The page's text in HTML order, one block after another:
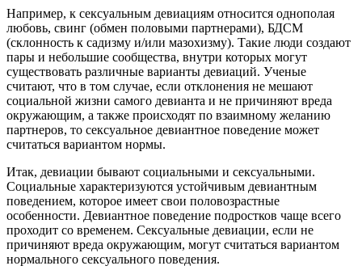
Например, к сексуальным девиациям относится однополая
любовь, свинг (обмен половыми партнерами), БДСМ
(склонность к садизму и/или мазохизму). Такие люди создают
пары и небольшие сообщества, внутри которых могут
существовать различные варианты девиаций. Ученые
считают, что в том случае, если отклонения не мешают
социальной жизни самого девианта и не причиняют вреда
окружающим, а также происходят по взаимному желанию
партнеров, то сексуальное девиантное поведение может
считаться вариантом нормы.
Итак, девиации бывают социальными и сексуальными.
Социальные характеризуются устойчивым девиантным
поведением, которое имеет свои половозрастные
особенности. Девиантное поведение подростков чаще всего
проходит со временем. Сексуальные девиации, если не
причиняют вреда окружающим, могут считаться вариантом
нормального сексуального поведения.